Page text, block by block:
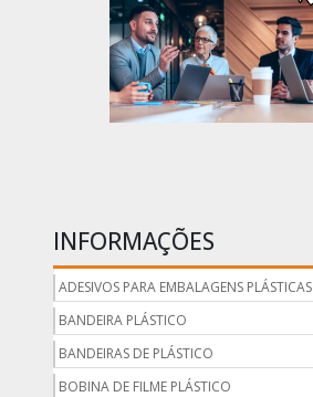
INFORMAÇÕES
ADESIVOS PARA EMBALAGENS PLÁSTICAS
BANDEIRA PLÁSTICO
BANDEIRAS DE PLÁSTICO
BOBINA DE FILME PLÁSTICO